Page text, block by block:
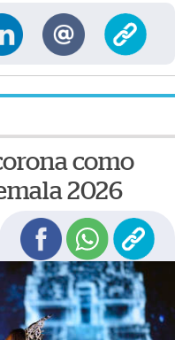
como
2026